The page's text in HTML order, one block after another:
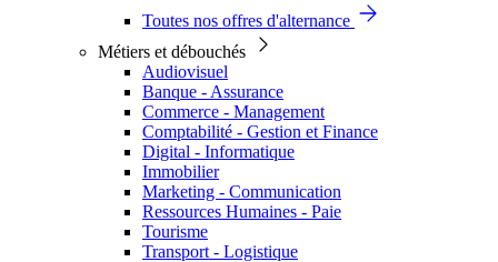
Toutes nos offres d'alternance
Métiers et débouchés
Audiovisuel
Banque - Assurance
Commerce - Management
Comptabilité - Gestion et Finance
Digital - Informatique
Immobilier
Marketing - Communication
Ressources Humaines - Paie
Tourisme
Transport - Logistique